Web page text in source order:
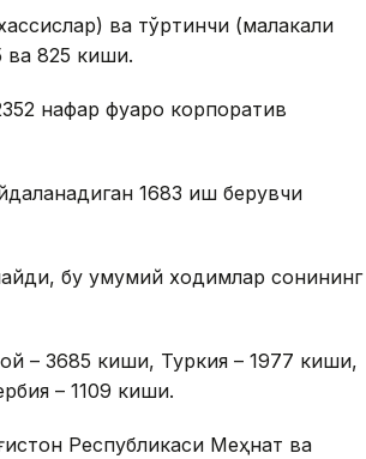
ва тўртинчи (малакали
ва 825 киши.
нафар фуқаро корпоратив
1683 иш берувчи
бу умумий ходимлар сонининг
– 3685 киши, Туркия – 1977 киши,
– 1109 киши.
Республикаси Меҳнат ва